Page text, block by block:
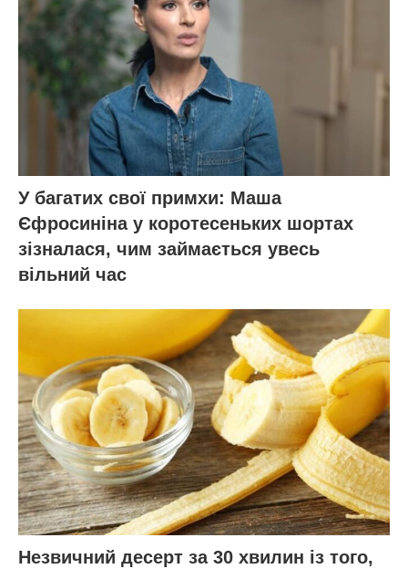
У багатих свої примхи: Маша
Єфросиніна у коротесеньких шортах
зізналася, чим займається увесь
вільний час
Незвичний десерт за 30 хвилин із того,